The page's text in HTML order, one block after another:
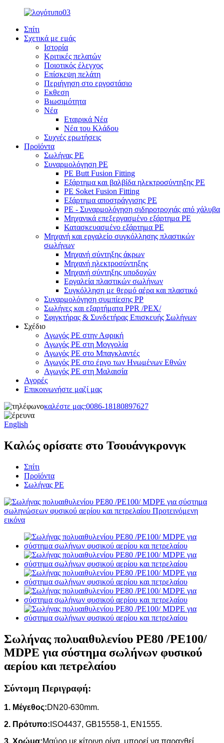
Σπίτι
Σχετικά με εμάς
Ιστορία
Κριτικές πελατών
Ποιοτικός έλεγχος
Επίσκεψη πελάτη
Περιήγηση στο εργοστάσιο
Εκθεση
Βιωσιμότητα
Νέα
Εταιρικά Νέα
Νέα του Κλάδου
Συχνές ερωτήσεις
Προϊόντα
Σωλήνας PE
Συναρμολόγηση PE
PE Butt Fusion Fitting
Εξάρτημα και βαλβίδα ηλεκτροσύντηξης PE
PE Soket Fusion Fitting
Εξάρτημα αποστράγγισης PE
PE - Συναρμολόγηση σιδηροτροχιάς από χάλυβα
Μηχανικά επεξεργασμένο εξάρτημα PE
Κατασκευασμένο εξάρτημα PE
Μηχανή και εργαλείο συγκόλλησης πλαστικών
σωλήνων
Μηχανή σύντηξης άκρων
Μηχανή ηλεκτροσύντηξης
Μηχανή σύντηξης υποδοχών
Εργαλεία πλαστικών σωλήνων
Συγκόλληση με θερμό αέρα και πλαστικό
Συναρμολόγηση συμπίεσης PP
Σωλήνες και εξαρτήματα PPR /PEX/
Σφιγκτήρας & Συνδετήρας Επισκευής Σωλήνων
Σχέδιο
Αγωγός PE στην Αφρική
Αγωγός PE στη Μογγολία
Αγωγός PE στο Μπαγκλαντές
Αγωγός PE στο έργο των Ηνωμένων Εθνών
Αγωγός PE στη Μαλαισία
Αγορές
Επικοινωνήστε μαζί μας
καλέστε μας:0086-18180897627
English
Καλώς ορίσατε στο Τσουάνγκρονγκ
Σπίτι
Προϊόντα
Σωλήνας PE
Σωλήνας πολυαιθυλενίου PE80 /PE100/
MDPE για σύστημα σωλήνων φυσικού
αερίου και πετρελαίου
Σύντομη Περιγραφή:
1. Μέγεθος:DN20-630mm.
2. Πρότυπο: ISO4437, GB15558-1, EN1555.